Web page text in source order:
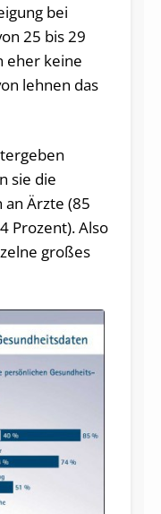
bei
25 bis 29
eher keine
lehnen das
sie die
Ärzte (85
Prozent). Also
großes